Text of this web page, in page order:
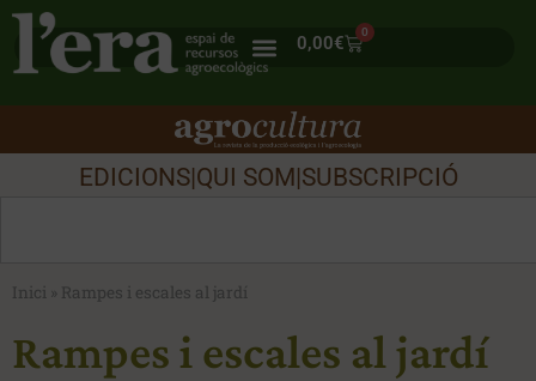
0,00€
0
EDICIONS|QUI SOM|SUBSCRIPCIÓ
Inici » Rampes i escales al jardí
Rampes i escales al jardí